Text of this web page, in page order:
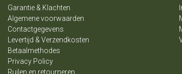
Garantie & Klachten
Algemene voorwaarden
Contactgegevens
Levertijd & Verzendkosten
Betaalmethodes
Privacy Policy
Ruilen en retourneren